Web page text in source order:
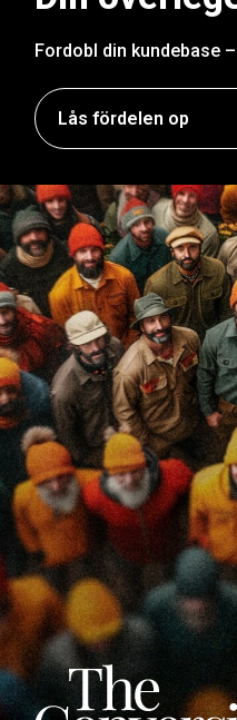
Fordobl din kundebase
Lås fördelen op